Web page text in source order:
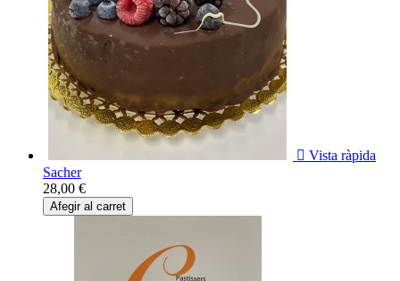
 Vista ràpida
Sacher
28,00 €
Afegir al carret